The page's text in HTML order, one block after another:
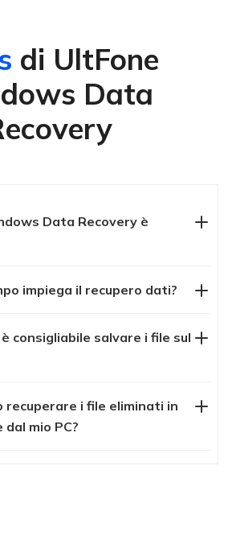
di UltFone
Data
Data Recovery è
impiega il recupero dati?
consigliabile salvare i file sul
recuperare i file eliminati in
mio PC?